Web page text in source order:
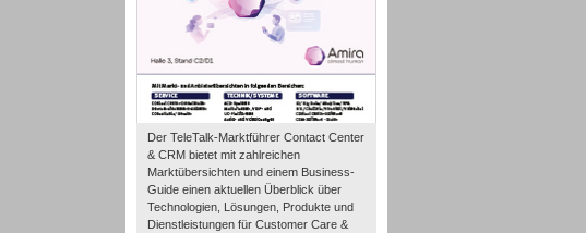
Der TeleTalk-Marktführer Contact Center
& CRM bietet mit zahlreichen
Marktübersichten und einem Business-
Guide einen aktuellen Überblick über
Technologien, Lösungen, Produkte und
Dienstleistungen für Customer Care &